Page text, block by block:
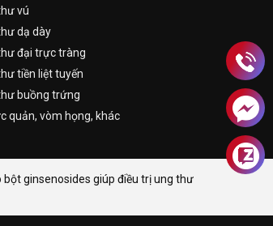
vú
dạ dày
đại trực tràng
tiền liệt tuyến
buồng trứng
quản, vòm họng, khác
bột ginsenosides giúp điều trị ung thư